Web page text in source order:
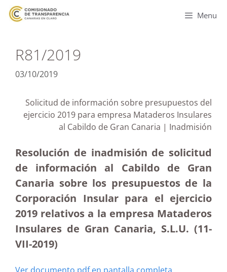
Menu
R81/2019
03/10/2019
Solicitud de información sobre presupuestos del
ejercicio 2019 para empresa Mataderos Insulares
al Cabildo de Gran Canaria | Inadmisión
Resolución de inadmisión de solicitud
de información al Cabildo de Gran
Canaria sobre los presupuestos de la
Corporación Insular para el ejercicio
2019 relativos a la empresa Mataderos
Insulares de Gran Canaria, S.L.U. (11-
VII-2019)